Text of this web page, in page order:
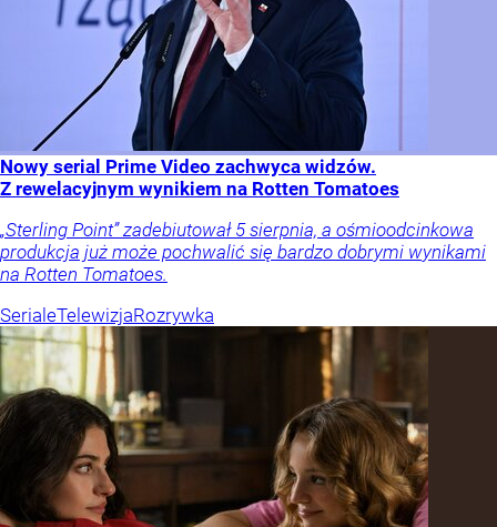
Nowy serial Prime Video zachwyca widzów.
Z rewelacyjnym wynikiem na Rotten Tomatoes
„Sterling Point” zadebiutował 5 sierpnia, a ośmioodcinkowa
produkcja już może pochwalić się bardzo dobrymi wynikami
na Rotten Tomatoes.
SerialeTelewizjaRozrywka